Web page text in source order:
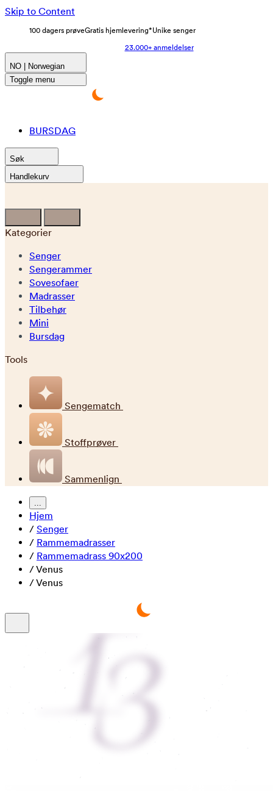
Skip to Content
100 dagers prøveGratis hjemlevering*Unike senger
23.000+ anmeldelser
NO | Norwegian
Toggle menu
BURSDAG
Søk
Handlekurv
Kategorier
Senger
Sengerammer
Sovesofaer
Madrasser
Tilbehør
Mini
Bursdag
Tools
Sengematch
Stoffprøver
Sammenlign
...
Hjem
/ Senger
/ Rammemadrasser
/ Rammemadrass 90x200
/Venus
/Venus